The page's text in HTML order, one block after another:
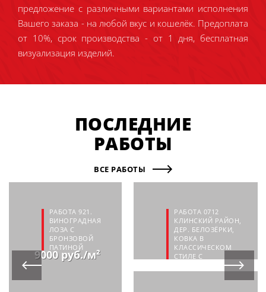
предложение с различными вариантами исполнения
Вашего заказа - на любой вкус и кошелёк. Предоплата
от 10%, срок производства - от 1 дня, бесплатная
визуализация изделий.
ПОСЛЕДНИЕ
РАБОТЫ
ВСЕ РАБОТЫ
РАБОТА 921.
ВИНОГРАДНАЯ
ЛОЗА С
БРОНЗОВОЙ
ПАТИНОЙ
9000 руб./м²
РАБОТА 0712
КЛИНСКИЙ РАЙОН,
ДЕР. БЕЛОЗЁРКИ,
КОВКА В
КЛАССИЧЕСКОМ
СТИЛЕ С
СОВРЕМЕННЫМИ
МОТИВАМИ